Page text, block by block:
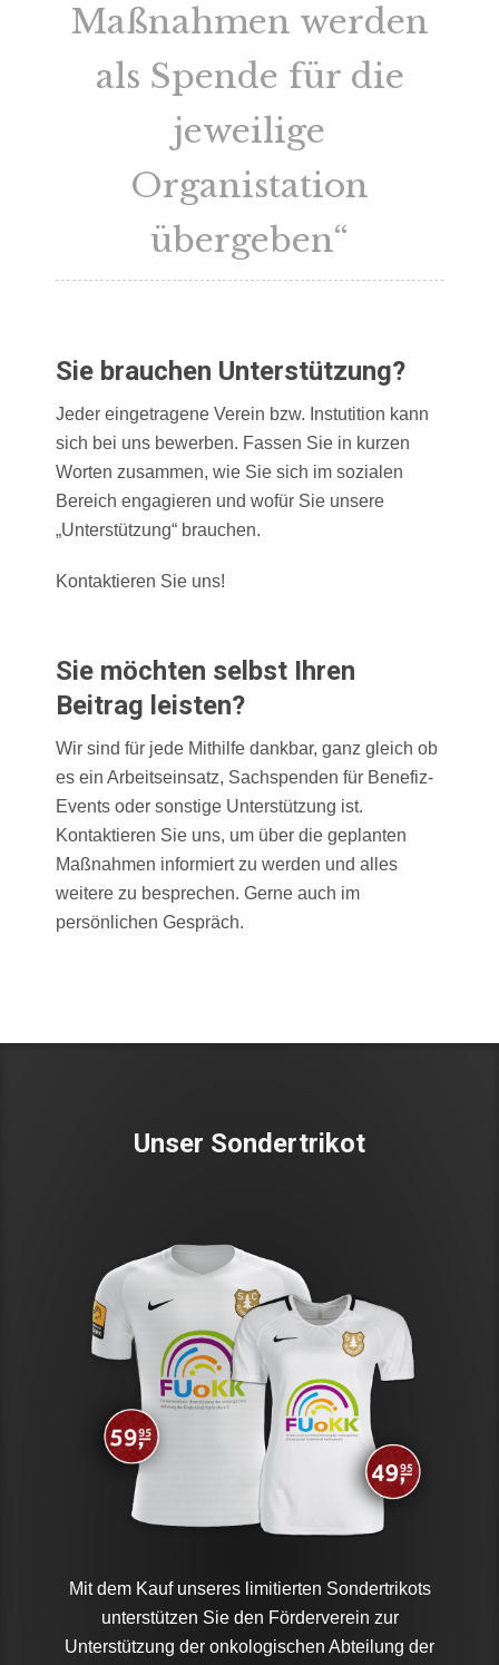
Maßnahmen werden
als Spende für die
jeweilige
Organistation
übergeben“
Sie brauchen Unterstützung?
Jeder eingetragene Verein bzw. Instutition kann
sich bei uns bewerben. Fassen Sie in kurzen
Worten zusammen, wie Sie sich im sozialen
Bereich engagieren und wofür Sie unsere
„Unterstützung“ brauchen.
Kontaktieren Sie uns!
Sie möchten selbst Ihren
Beitrag leisten?
Wir sind für jede Mithilfe dankbar, ganz gleich ob
es ein Arbeitseinsatz, Sachspenden für Benefiz-
Events oder sonstige Unterstützung ist.
Kontaktieren Sie uns, um über die geplanten
Maßnahmen informiert zu werden und alles
weitere zu besprechen. Gerne auch im
persönlichen Gespräch.
Unser Sondertrikot
Mit dem Kauf unseres limitierten Sondertrikots
unterstützen Sie den Förderverein zur
Unterstützung der onkologischen Abteilung der